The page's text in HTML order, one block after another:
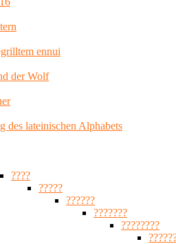
ennui
der Wolf
des lateinischen Alphabets
????
?????
??????
???????
????????